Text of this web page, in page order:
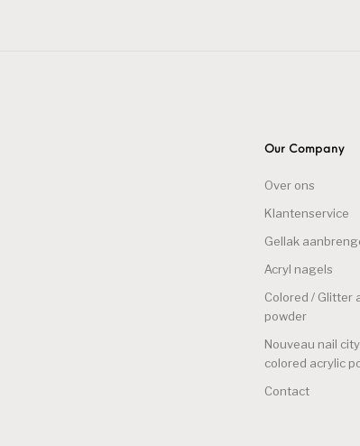
Our Company
Over ons
Klantenservice
Gellak
Acryl nagels
Colored / Glitter
powder
Nouveau nail
colored acrylic
Contact